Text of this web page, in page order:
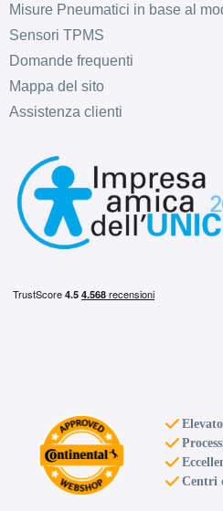
Misure Pneumatici in base al
Sensori TPMS
Domande frequenti
Mappa del sito
Assistenza clienti
Centri